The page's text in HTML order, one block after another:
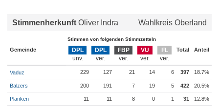
Stimmenherkunft Oliver Indra Wahlkreis Oberland
Stimmen von folgenden Stimmzetteln
Gemeinde DPL DPL FBP VU FL Total Anteil
Vaduz 229 127 21 14 6 397 18.7%
Balzers 200 191 7 19 5 422 20.5%
Planken 11 11 8 0 1 31 12.8%